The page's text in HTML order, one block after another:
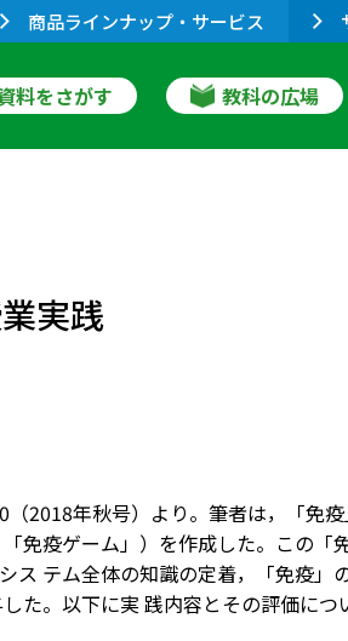
商品ラインナップ・サービス
料をさがす 教科の広場
実践
2018年秋号）より。筆者は，「免
免疫ゲーム」）を作成した。この
ス テム全体の知識の定着，「免疫
た。以下に実 践内容とその評価につ